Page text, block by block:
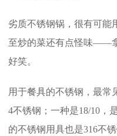
劣质不锈钢锅，很有可能
至炒的菜还有点怪味——
好笑。
用于餐具的不锈钢，最常
4不锈钢；一种是18/10，
的不锈钢用具也是316不锈